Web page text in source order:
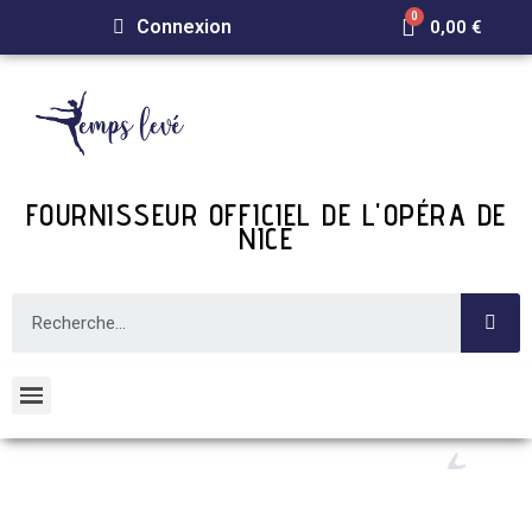
Connexion 0,00 €
FOURNISSEUR OFFICIEL DE L'OPÉRA DE
NICE